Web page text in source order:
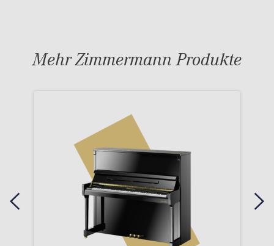
Mehr Zimmermann Produkte